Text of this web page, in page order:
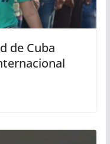
de Cuba